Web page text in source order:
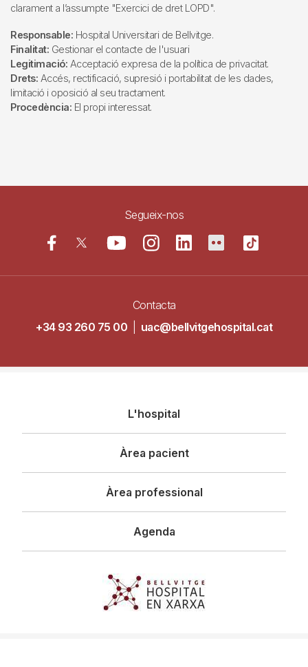
clarament a l’assumpte "Exercici de dret LOPD".
Responsable: Hospital Universitari de Bellvitge.
Finalitat: Gestionar el contacte de l'usuari
Legitimació: Acceptació expresa de la política de privacitat.
Drets: Accés, rectificació, supresió i portabilitat de les dades,
limitació i oposició al seu tractament.
Procedència: El propi interessat.
Segueix-nos
Contacta
+34 93 260 75 00
uac@bellvitgehospital.cat
principal
L'hospital
Àrea pacient
Àrea professional
Agenda